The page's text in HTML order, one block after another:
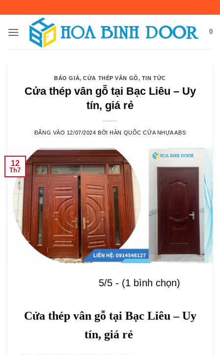
nội
0
BÁO GIÁ,CỬA THÉP VÂN GỖ, TIN TỨC
Cửa thép vân gỗ tại Bạc Liêu – Uy
tín, giá rẻ
ĐĂNG VÀO 12/07/2024 BỞIHÀN QUỐC CỬA NHỰA ABS
12
Th7
5/5 - (1 bình chọn)
Cửa thép vân gỗ tại Bạc Liêu – Uy
tín, giá rẻ